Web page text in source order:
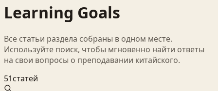
Learning Goals
Все статьи раздела собраны в одном месте.
Используйте поиск, чтобы мгновенно найти ответы
на свои вопросы о преподавании китайского.
51статей